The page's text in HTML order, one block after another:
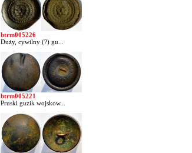
btrm005226
Duży, cywilny (?) gu...
btrm005221
Pruski guzik wojskow...